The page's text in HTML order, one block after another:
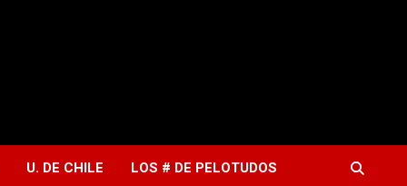
U. DE CHILE LOS # DE PELOTUDOS